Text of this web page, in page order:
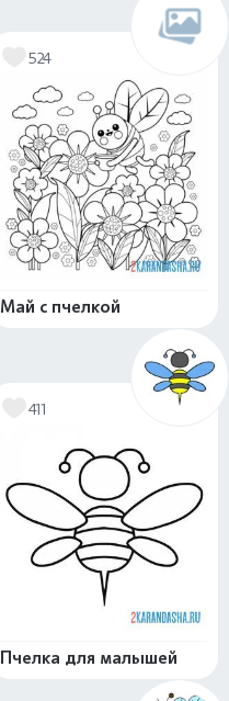
524
Май с пчелкой
411
Пчелка для малышей